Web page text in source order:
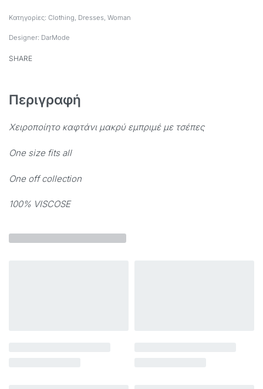
Κατηγορίες: Clothing, Dresses, Woman
Designer: DarMode
SHARE
Περιγραφή
Χειροποίητο καφτάνι μακρύ εμπριμέ με τσέπες
One size fits all
One off collection
100% VISCOSE